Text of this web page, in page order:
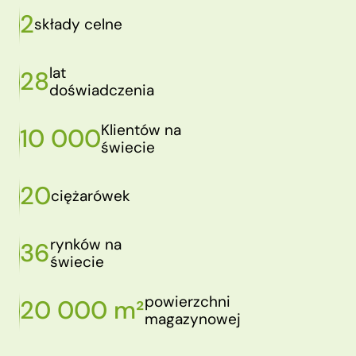
2składy celne
28lat
doświadczenia
10 000Klientów na
świecie
20ciężarówek
36rynków na
świecie
20 000 m²powierzchni
magazynowej